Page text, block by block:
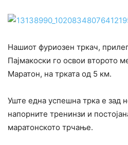
Нашиот фуриозен тркач,
Пајмакоски го освои второто
Маратон, на трката од 5 км.
Уште една успешна трка е зад
напорните тренинзи и
маратонското трчање.